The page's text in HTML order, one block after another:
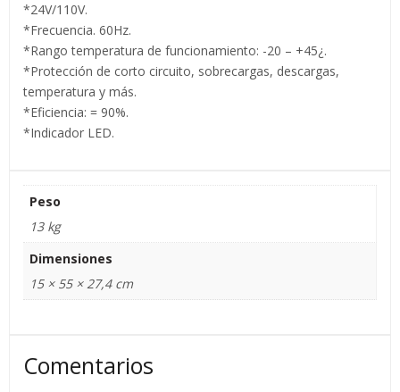
*24V/110V.
*Frecuencia. 60Hz.
*Rango temperatura de funcionamiento: -20 – +45¿.
*Protección de corto circuito, sobrecargas, descargas,
temperatura y más.
*Eficiencia: = 90%.
*Indicador LED.
Peso
13 kg
Dimensiones
15 × 55 × 27,4 cm
Comentarios